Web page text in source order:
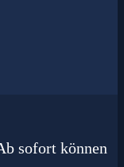
sofort können